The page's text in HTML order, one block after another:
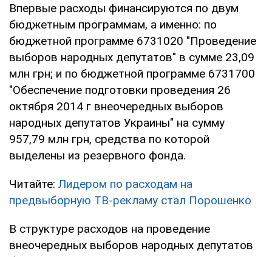
Впервые расходы финансируются по двум
бюджетным программам, а именно: по
бюджетной программе 6731020 "Проведение
выборов народных депутатов" в сумме 23,09
млн грн; и по бюджетной программе 6731700
"Обеспечение подготовки проведения 26
октября 2014 г внеочередных выборов
народных депутатов Украины" на сумму
957,79 млн грн, средства по которой
выделены из резервного фонда.
Читайте: Лидером по расходам на
предвыборную ТВ-рекламу стал Порошенко
В структуре расходов на проведение
внеочередных выборов народных депутатов